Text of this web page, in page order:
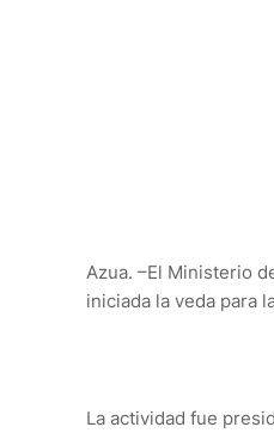
Azua. –El Ministerio
iniciada la veda para
La actividad fue